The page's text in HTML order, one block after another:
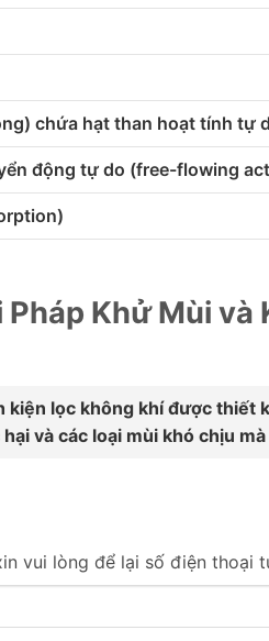
chứa hạt than hoạt tính tự
động tự do (free-flowing
Khử Mùi và
lọc không khí được thiết
và các loại mùi khó chịu
vui lòng để lại số điện thoại